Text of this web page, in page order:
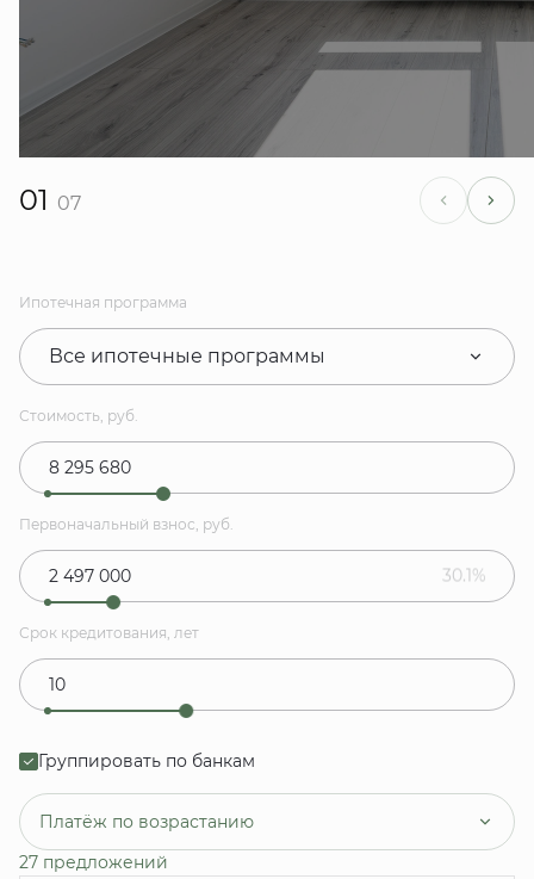
01 07
Ипотечная программа
Все ипотечные программы
Стоимость, руб.
Первоначальный взнос, руб.
30.1%
Срок кредитования, лет
Группировать по банкам
Платёж по возрастанию
27 предложений